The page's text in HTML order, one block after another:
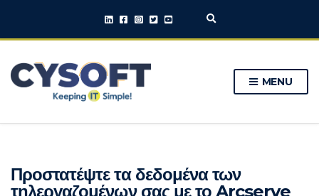
E
p
a
f
o
MENU
Προστατέψτε τα δεδομένα των
τηλεργαζομένων σας με το Arcserve